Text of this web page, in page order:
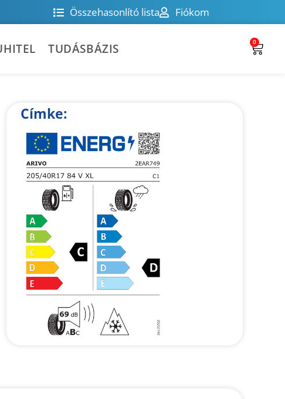
Összehasonlító lista Fiókom
TUDÁSBÁZIS 0
Címke: